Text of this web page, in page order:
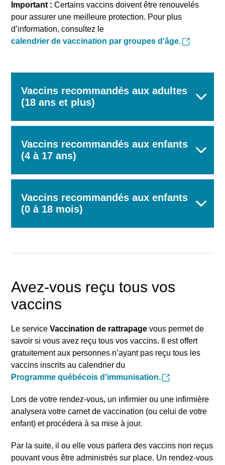
Important : Certains vaccins doivent être renouvelés
pour assurer une meilleure protection. Pour plus
d’information, consultez le
calendrier de vaccination par groupes d'âge.
Vaccins recommandés aux adultes
(18 ans et plus)
Vaccins recommandés aux enfants
(4 à 17 ans)
Vaccins recommandés aux enfants
(0 à 18 mois)
Avez-vous reçu tous vos
vaccins
Le serviceVaccination de rattrapage vous permet de
savoir si vous avez reçu tous vos vaccins. Il est offert
gratuitement aux personnes n’ayant pas reçu tous les
vaccins inscrits au calendrier du
Programme québécois d'immunisation.
Lors de votre rendez-vous, un infirmier ou une infirmière
analysera votre carnet de vaccination (ou celui de votre
enfant) et procédera à sa mise à jour.
Par la suite, il ou elle vous parlera des vaccins non reçus
pouvant vous être administrés sur place. Un rendez-vous